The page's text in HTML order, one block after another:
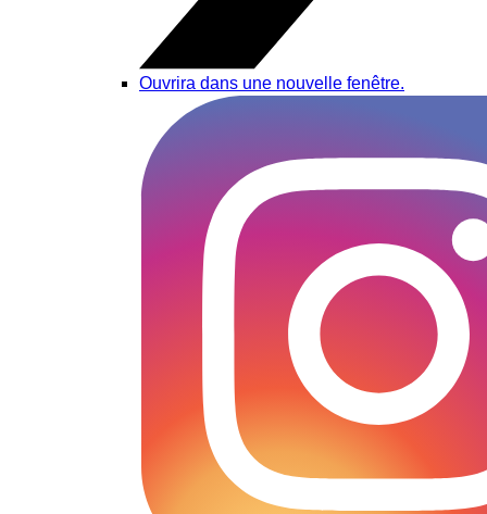
Ouvrira dans une nouvelle fenêtre.